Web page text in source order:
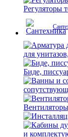
Регуляторы
для
Биде,
и